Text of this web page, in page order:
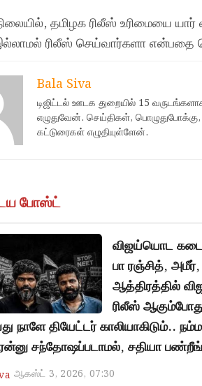
தமிழக ரிலீஸ் உரிமையை
ரிலீஸ் செய்வார்களா என்பதை
Bala Siva
டிஜிட்டல் ஊடக துறையில் 15
எழுதுவேன். செய்திகள்,
கட்டுரைகள் எழுதியுள்ளேன்.
போஸ்ட்
விஜய்யொட
பா ரஞ்சித்,
ஆத்திரத்தில்
ரிலீஸ்
நாளே தியேட்டர் காலியாகிடும்..
சந்தோஷப்படாமல், சதியா
ஆகஸ்ட் 3, 2026, 07:30